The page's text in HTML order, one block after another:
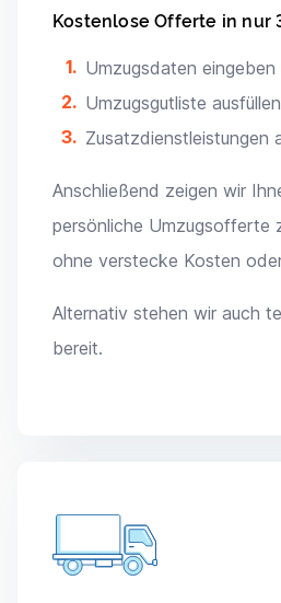
Kostenlose Offerte in nur
Umzugsdaten eingeben
Umzugsgutliste ausfüllen
Zusatzdienstleistungen
Anschließend zeigen wir
persönliche Umzugsofferte
ohne verstecke Kosten
Alternativ stehen wir auch
bereit.